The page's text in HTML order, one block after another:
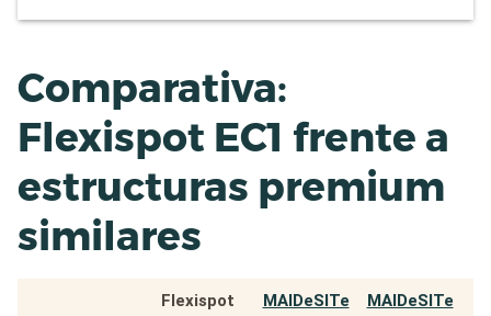
Comparativa:
Flexispot EC1 frente a
estructuras premium
similares
Flexispot
MAIDeSITe
MAIDeSITe